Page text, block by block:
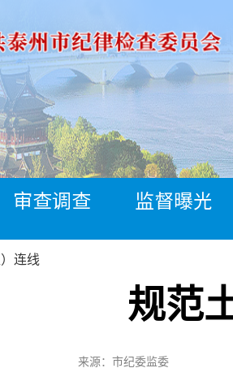
审查调查 监督曝光
连线
规范
来源：市纪委监委